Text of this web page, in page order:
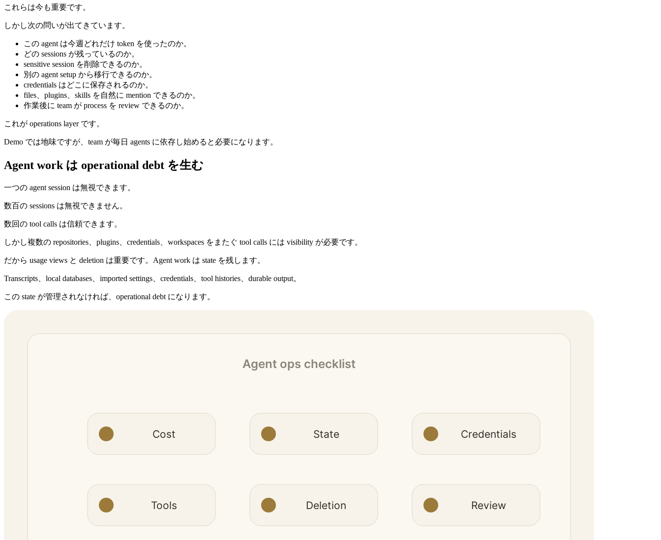
これらは今も重要です。
しかし次の問いが出てきています。
この agent は今週どれだけ token を使ったのか。
どの sessions が残っているのか。
sensitive session を削除できるのか。
別の agent setup から移行できるのか。
credentials はどこに保存されるのか。
files、plugins、skills を自然に mention できるのか。
作業後に team が process を review できるのか。
これが operations layer です。
Demo では地味ですが、team が毎日 agents に依存し始めると必要になります。
Agent work は operational debt を生む
一つの agent session は無視できます。
数百の sessions は無視できません。
数回の tool calls は信頼できます。
しかし複数の repositories、plugins、credentials、workspaces をまたぐ tool calls には visibility が必要です。
だから usage views と deletion は重要です。Agent work は state を残します。
Transcripts、local databases、imported settings、credentials、tool histories、durable output。
この state が管理されなければ、operational debt になります。